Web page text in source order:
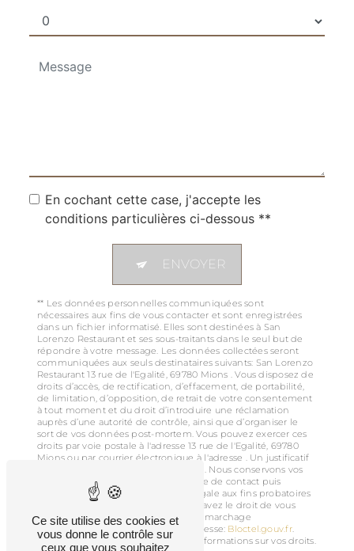
En cochant cette case, j'accepte les
conditions particulières ci-dessous **
ENVOYER
** Les données personnelles communiquées sont
nécessaires aux fins de vous contacter et sont enregistrées
dans un fichier informatisé. Elles sont destinées à San
Lorenzo Restaurant et ses sous-traitants dans le seul but de
répondre à votre message. Les données collectées seront
communiquées aux seuls destinataires suivants: San Lorenzo
Restaurant 13 rue de l'Egalité, 69780 Mions . Vous disposez de
droits d’accès, de rectification, d’effacement, de portabilité,
de limitation, d’opposition, de retrait de votre consentement
à tout moment et du droit d’introduire une réclamation
auprès d’une autorité de contrôle, ainsi que d’organiser le
sort de vos données post-mortem. Vous pouvez exercer ces
droits par voie postale à l'adresse 13 rue de l'Egalité, 69780
Mions ou par courrier électronique à l'adresse . Un justificatif
d'identité pourra vous être demandé. Nous conservons vos
données pendant la période de prise de contact puis
pendant la durée de prescription légale aux fins probatoires
et de gestion des contentieux. Vous avez le droit de vous
inscrire sur la liste d'opposition au démarchage
téléphonique, disponible à cette adresse:
Bloctel.gouv.fr.
Consultez le site cnil.fr pour plus d’informations sur vos droits.
Ce site utilise des cookies et
vous donne le contrôle sur
ceux que vous souhaitez